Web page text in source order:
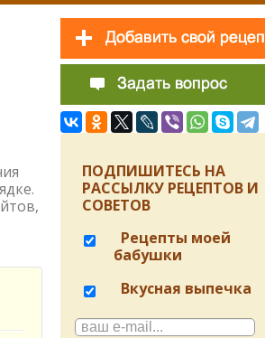
ПОДПИШИТЕСЬ НА
РАССЫЛКУ РЕЦЕПТОВ И
СОВЕТОВ
Рецепты моей
бабушки
Вкусная выпечка